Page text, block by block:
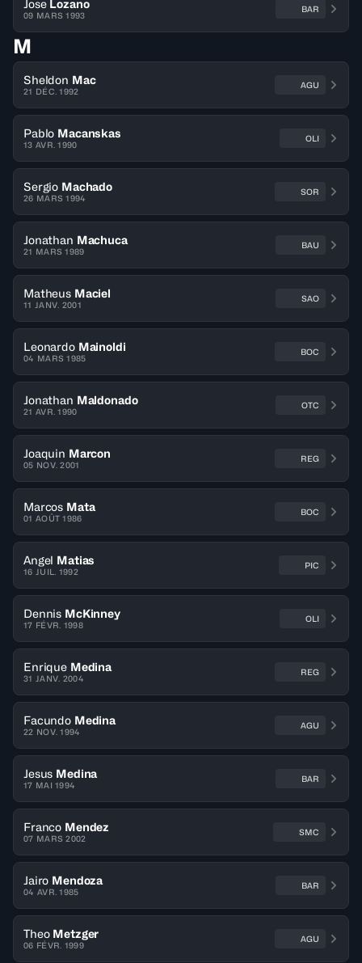
Jose Lozano
09 MARS 1993
BAR
M
Sheldon Mac
21 DÉC. 1992
AGU
Pablo Macanskas
13 AVR. 1990
OLI
Sergio Machado
26 MARS 1994
SOR
Jonathan Machuca
21 MARS 1989
BAU
Matheus Maciel
11 JANV. 2001
SAO
Leonardo Mainoldi
04 MARS 1985
BOC
Jonathan Maldonado
21 AVR. 1990
OTC
Joaquin Marcon
05 NOV. 2001
REG
Marcos Mata
01 AOÛT 1986
BOC
Angel Matias
16 JUIL. 1992
PIC
Dennis McKinney
17 FÉVR. 1998
OLI
Enrique Medina
31 JANV. 2004
REG
Facundo Medina
22 NOV. 1994
AGU
Jesus Medina
17 MAI 1994
BAR
Franco Mendez
07 MARS 2002
SMC
Jairo Mendoza
04 AVR. 1985
BAR
Theo Metzger
06 FÉVR. 1999
AGU